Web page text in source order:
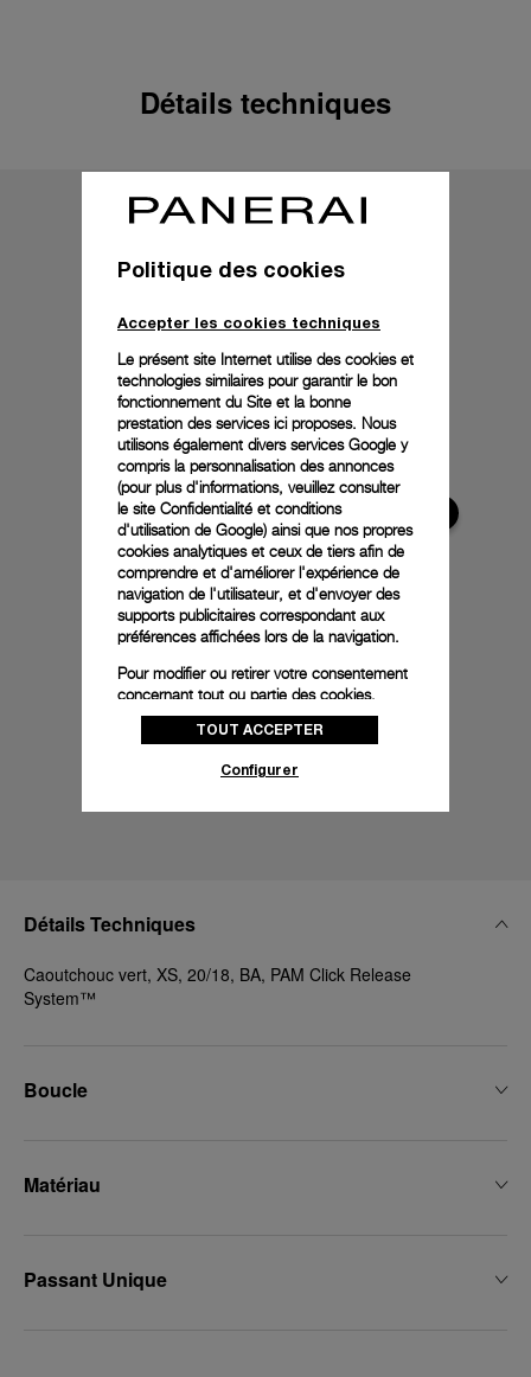
Détails techniques
Détails Techniques
Caoutchouc vert, XS, 20/18, BA, PAM Click Release
System™
Boucle
Matériau
Passant Unique
Politique des cookies
Accepter les cookies techniques
Le présent site Internet utilise des cookies et
technologies similaires pour garantir le bon
fonctionnement du Site et la bonne
prestation des services ici proposes. Nous
utilisons également divers services Google y
compris la personnalisation des annonces
(pour plus d'informations, veuillez consulter
le site Confidentialité et conditions
d'utilisation de Google) ainsi que nos propres
cookies analytiques et ceux de tiers afin de
comprendre et d'améliorer l'expérience de
navigation de l'utilisateur, et d'envoyer des
supports publicitaires correspondant aux
préférences affichées lors de la navigation.
Pour modifier ou retirer votre consentement
concernant tout ou partie des cookies,
cliquez sur « Configurer » ou consultez notre
politique des cookiespour obtenir plus
donnez votre consentement pour l’utilisation
pour l’utilisation des cookies techniques.
TOUT ACCEPTER
Configurer